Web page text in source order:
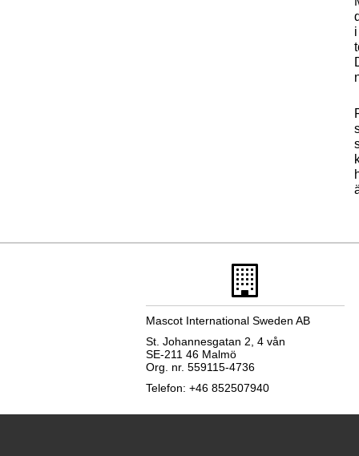
Mascot International Sweden AB
St. Johannesgatan 2, 4 vån
SE-211 46 Malmö
Org. nr. 559115-4736
Telefon: +46 852507940